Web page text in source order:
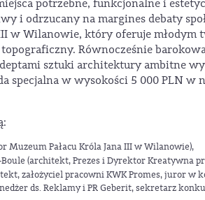
potrzebne, funkcjonalne i
i odrzucany na margines debaty
III w Wilanowie, który oferuje
Równocześnie
sztuki architektury ambitne
specjalna w wysokości 5 000 PLN
Muzeum Pałacu Króla Jana III w Wilanowie),
(architekt, Prezes i Dyrektor Kreatywna
założyciel pracowni KWK Promes, juror w
ds. Reklamy i PR Geberit, sekretarz